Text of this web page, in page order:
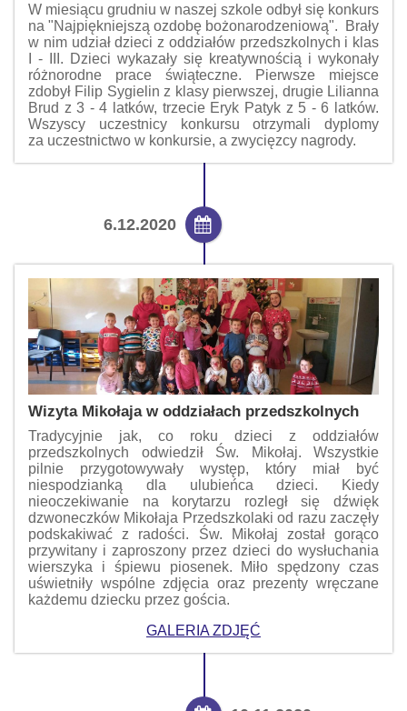
W miesiącu grudniu w naszej szkole odbył się konkurs
na "Najpiękniejszą ozdobę bożonarodzeniową". Brały
w nim udział dzieci z oddziałów przedszkolnych i klas
I - III. Dzieci wykazały się kreatywnością i wykonały
różnorodne prace świąteczne. Pierwsze miejsce
zdobył Filip Sygielin z klasy pierwszej, drugie Lilianna
Brud z 3 - 4 latków, trzecie Eryk Patyk z 5 - 6 latków.
Wszyscy uczestnicy konkursu otrzymali dyplomy
za uczestnictwo w konkursie, a zwycięzcy nagrody.
6.12.2020
Wizyta Mikołaja w oddziałach przedszkolnych
Tradycyjnie jak, co roku dzieci z oddziałów
przedszkolnych odwiedził Św. Mikołaj. Wszystkie
pilnie przygotowywały występ, który miał być
niespodzianką dla ulubieńca dzieci. Kiedy
nieoczekiwanie na korytarzu rozległ się dźwięk
dzwoneczków Mikołaja Przedszkolaki od razu zaczęły
podskakiwać z radości. Św. Mikołaj został gorąco
przywitany i zaproszony przez dzieci do wysłuchania
wierszyka i śpiewu piosenek. Miło spędzony czas
uświetniły wspólne zdjęcia oraz prezenty wręczane
każdemu dziecku przez gościa.
GALERIA ZDJĘĆ